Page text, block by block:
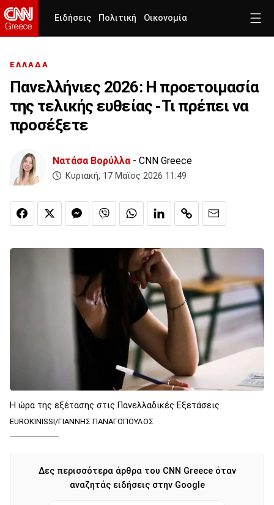
Ειδήσεις Πολιτική Οικονομία
ΕΛΛΑΔΑ
Πανελλήνιες 2026: Η προετοιμασία
της τελικής ευθείας -Τι πρέπει να
προσέξετε
Νατάσα Βορύλλα- CNN Greece
Κυριακή, 17 Μαϊος 2026 11:49
Η ώρα της εξέτασης στις Πανελλαδικές Εξετάσεις
EUROKINISSI/ΓΙΑΝΝΗΣ ΠΑΝΑΓΟΠΟΥΛΟΣ
Δες περισσότερα άρθρα του CNN Greece όταν
αναζητάς ειδήσεις στην Google